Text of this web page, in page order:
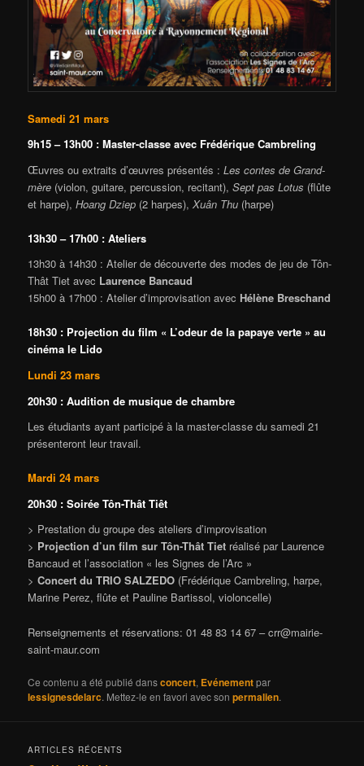
Samedi 21 mars
9h15 – 13h00 : Master-classe avec Frédérique Cambreling
Œuvres ou extraits d’œuvres présentés :Les contes de Grand-
mère (violon, guitare, percussion, recitant),Sept pas Lotus (flûte
et harpe),Hoang Dziep (2 harpes),Xuân Thu (harpe)
13h30 – 17h00 : Ateliers
13h30 à 14h30 : Atelier de découverte des modes de jeu de Tôn-
Thât Tiet avec Laurence Bancaud
15h00 à 17h00 : Atelier d’improvisation avec Hélène Breschand
18h30 : Projection du film « L’odeur de la papaye verte » au
cinéma le Lido
Lundi 23 mars
20h30 : Audition de musique de chambre
Les étudiants ayant participé à la master-classe du samedi 21
présenteront leur travail.
Mardi 24 mars
20h30 : Soirée Tôn-Thât Tiêt
> Prestation du groupe des ateliers d’improvisation
> Projection d’un film sur Tôn-Thât Tiet réalisé par Laurence
Bancaud et l’association « les Signes de l’Arc »
>Concert du TRIO SALZEDO (Frédérique Cambreling, harpe,
Marine Perez, flûte et Pauline Bartissol, violoncelle)
Renseignements et réservations: 01 48 83 14 67 –crr@mairie-
saint-maur.com
Ce contenu a été publié dansconcert, Evénementpar
lessignesdelarc. Mettez-le en favori avec sonpermalien.
ARTICLES RÉCENTS